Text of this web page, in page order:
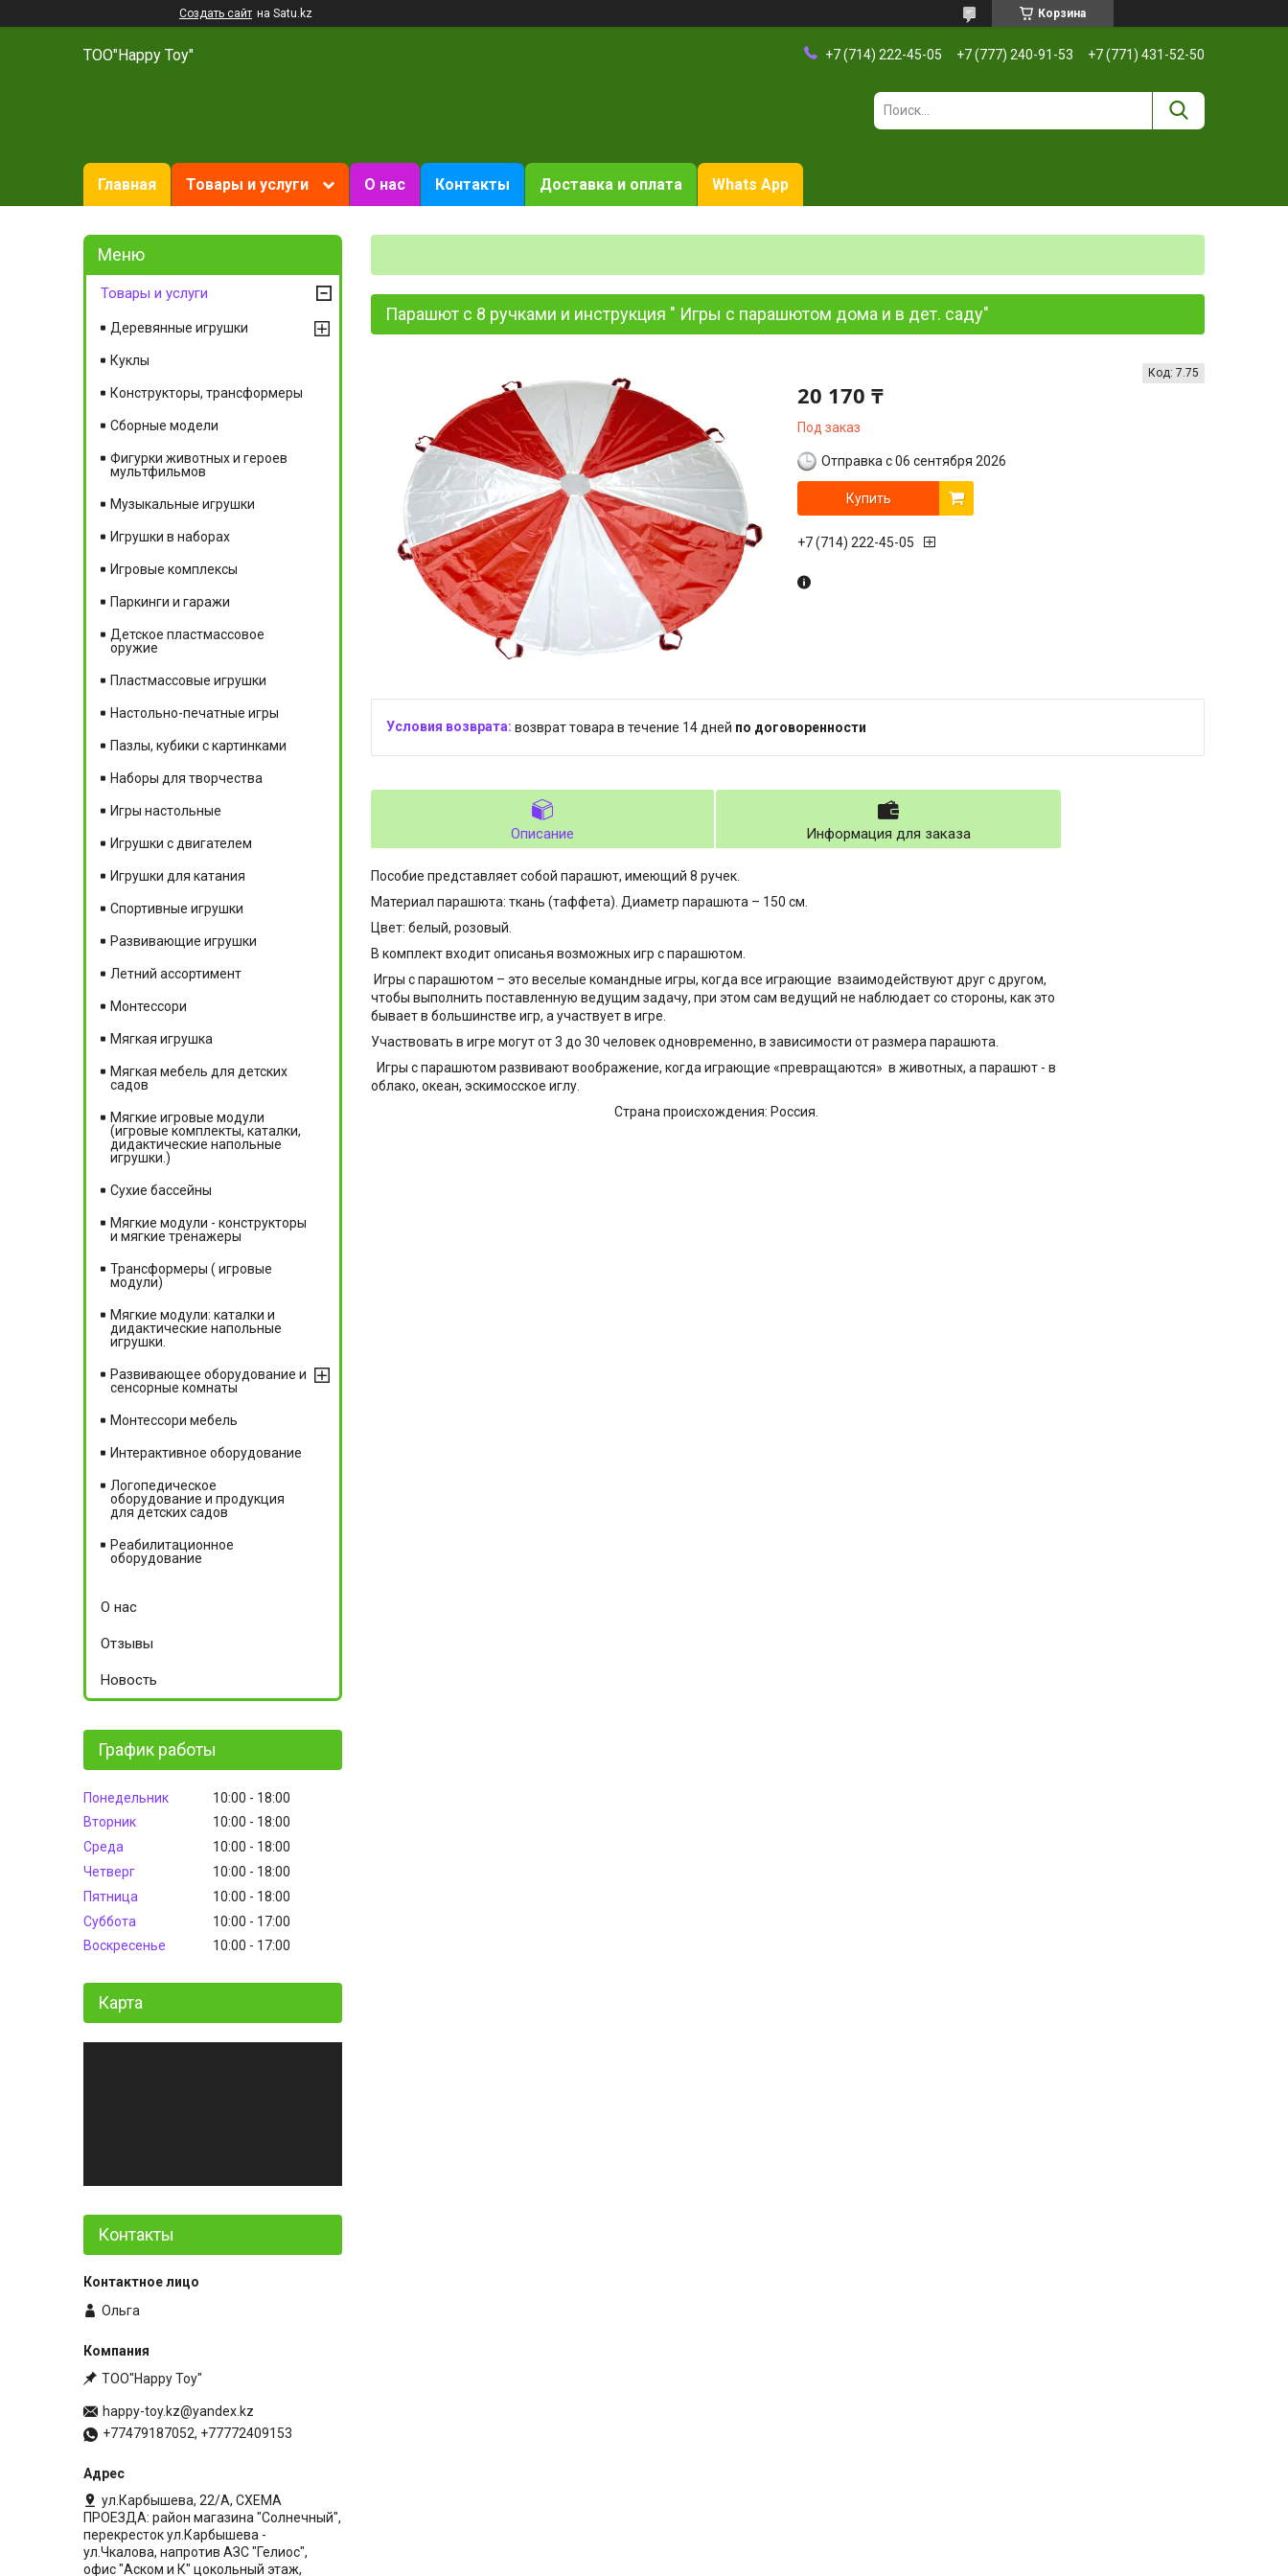
Создать сайт на Satu.kz Корзина
ТОО"Happy Toy" +7 (714) 222-45-05 +7 (777) 240-91-53 +7 (771) 431-52-50
Главная Товары и услуги О нас Контакты Доставка и оплата Whats App
Парашют с 8 ручками и инструкция " Игры с парашютом дома и в дет. саду"
20 170 ₸
Под заказ
Код: 7.75
Отправка с 06 сентября 2026
Купить
+7 (714) 222-45-05
возврат товара в течение 14 дней по договоренности
Описание Информация для заказа
Пособие представляет собой парашют, имеющий 8 ручек.
Материал парашюта: ткань (таффета). Диаметр парашюта – 150 см.
Цвет: белый, розовый.
В комплект входит описанья возможных игр с парашютом.
Игры с парашютом – это веселые командные игры, когда все играющие взаимодействуют друг с другом,
чтобы выполнить поставленную ведущим задачу, при этом сам ведущий не наблюдает со стороны, как это
бывает в большинстве игр, а участвует в игре.
Участвовать в игре могут от 3 до 30 человек одновременно, в зависимости от размера парашюта.
Игры с парашютом развивают воображение, когда играющие «превращаются» в животных, а парашют - в
облако, океан, эскимосское иглу.
Страна происхождения: Россия.
Товары и услуги
Деревянные игрушки
Куклы
Конструкторы, трансформеры
Сборные модели
Фигурки животных и героев
мультфильмов
Музыкальные игрушки
Игрушки в наборах
Игровые комплексы
Паркинги и гаражи
Детское пластмассовое
оружие
Пластмассовые игрушки
Настольно-печатные игры
Пазлы, кубики с картинками
Наборы для творчества
Игры настольные
Игрушки с двигателем
Игрушки для катания
Спортивные игрушки
Развивающие игрушки
Летний ассортимент
Монтессори
Мягкая игрушка
Мягкая мебель для детских
садов
Мягкие игровые модули
(игровые комплекты, каталки,
дидактические напольные
игрушки.)
Сухие бассейны
Мягкие модули - конструкторы
и мягкие тренажеры
Трансформеры ( игровые
модули)
Мягкие модули: каталки и
дидактические напольные
игрушки.
Развивающее оборудование и
сенсорные комнаты
Монтессори мебель
Интерактивное оборудование
Логопедическое
оборудование и продукция
для детских садов
Реабилитационное
оборудование
О нас
Отзывы
Новость
График работы
Понедельник 10:00
18:00
Вторник
10:00
18:00
Среда
10:00
18:00
Четверг
10:00
18:00
Пятница
10:00
18:00
Суббота
10:00
17:00
Воскресенье
10:00 17:00
Карта
Контакты
Ольга
ТОО"Happy Toy"
happy-toy.kz@yandex.kz
+77479187052, +77772409153
ул.Карбышева, 22/А, СХЕМА
ПРОЕЗДА: район магазина "Солнечный",
перекресток ул.Карбышева -
ул.Чкалова, напротив АЗС "Гелиос",
офис "Аском и К" цокольный этаж,